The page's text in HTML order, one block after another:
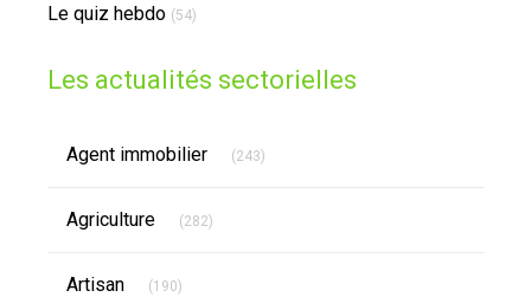
Le quiz hebdo (54)
Les actualités sectorielles
Agent immobilier (243)
Agriculture (282)
Artisan (190)